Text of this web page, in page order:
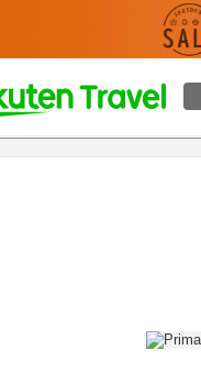
及住宿方案 評價設施